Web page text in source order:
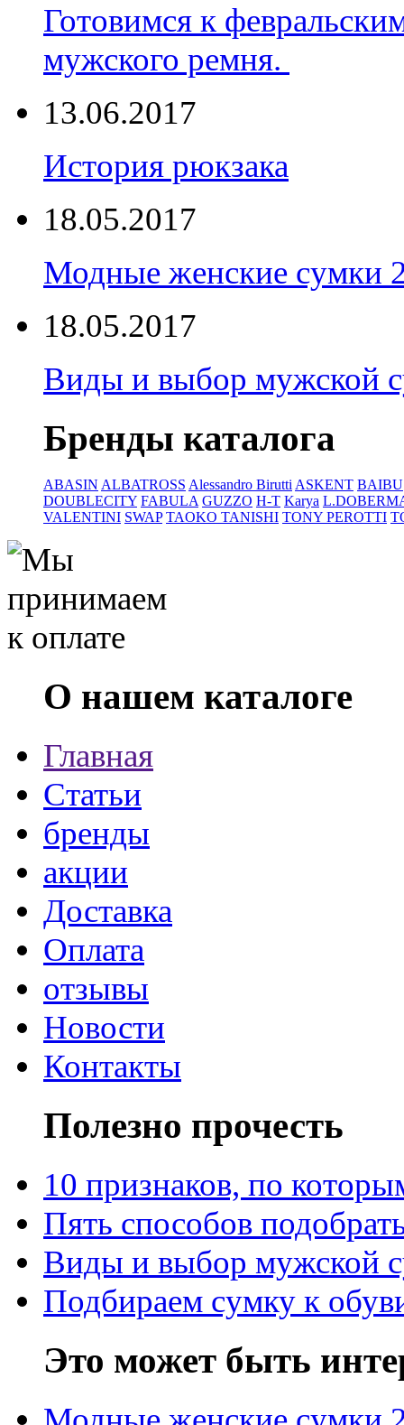
Готовимся к
мужского ремня.
13.06.2017
История рюкзака
18.05.2017
Модные женские сумки
18.05.2017
Виды и выбор мужской
Бренды каталога
ABASIN ALBATROSS Alessandro BiruttiASKENT BAIBU
DOUBLECITY FABULA GUZZO H-T Karya
VALENTINI SWAP TAOKO TANISHI TONY PEROTTI
О нашем каталоге
Главная
Статьи
бренды
акции
Доставка
Оплата
отзывы
Новости
Контакты
Полезно прочесть
10 признаков, по
Пять способов
Виды и выбор мужской
Подбираем сумку к
Это может быть